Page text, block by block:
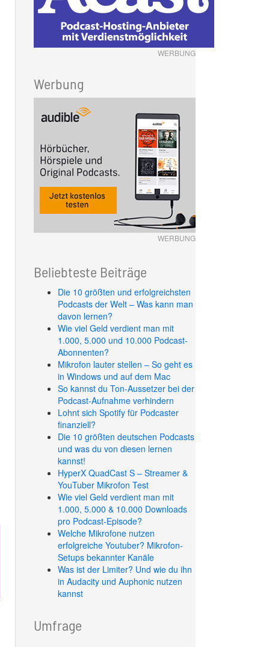
WERBUNG
Werbung
WERBUNG
Beliebteste Beiträge
Die 10 größten und erfolgreichsten
Podcasts der Welt – Was kann man
davon lernen?
Wie viel Geld verdient man mit
1.000, 5.000 und 10.000 Podcast-
Abonnenten?
Mikrofon lauter stellen – So geht es
in Windows und auf dem Mac
So kannst du Ton-Aussetzer bei der
Podcast-Aufnahme verhindern
Lohnt sich Spotify für Podcaster
finanziell?
Die 10 größten deutschen Podcasts
und was du von diesen lernen
kannst!
HyperX QuadCast S – Streamer &
YouTuber Mikrofon Test
Wie viel Geld verdient man mit
1.000, 5.000 & 10.000 Downloads
pro Podcast-Episode?
Welche Mikrofone nutzen
erfolgreiche Youtuber? Mikrofon-
Setups bekannter Kanäle
Was ist der Limiter? Und wie du ihn
in Audacity und Auphonic nutzen
kannst
Umfrage